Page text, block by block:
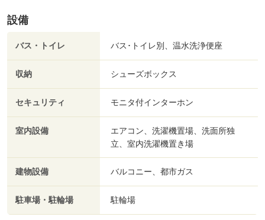
設備
バス・トイレ バス･トイレ別、温水洗浄便座
収納 シューズボックス
セキュリティ モニタ付インターホン
室内設備
エアコン、洗濯機置場、洗面所独
立、室内洗濯機置き場
建物設備 バルコニー、都市ガス
駐車場・駐輪場 駐輪場